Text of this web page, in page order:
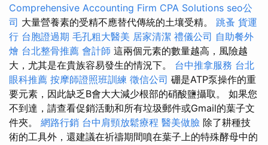
Comprehensive Accounting Firm CPA Solutions seo公
司 大量營養素的受精不應替代傳統的土壤受精。 跳蚤 貨運
行 台胞證過期 毛孔粗大醫美 居家清潔 禮儀公司 自助餐外
燴 台北整骨推薦 會計師 這兩個元素的數量越高，風險越
大，尤其是在貴族容易發生的情況下。 台中推拿服務 台北
眼科推薦 按摩師證照班訓練 徵信公司 硼是ATP泵操作的重
要元素，因此缺乏B會大大減少根部的硝酸鹽攝取。 如果您
不到達，請查看促銷活動和所有垃圾郵件或Gmail的葉子文
件夾。 網路行銷 台中肩頸放鬆療程 醫美做臉 除了耕種技
術的工具外，還建議在祈禱期間噴在葉子上的特殊酵母中的